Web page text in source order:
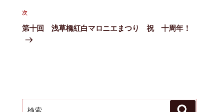
ー
シ
ョ
次
の
次
第十回 浅草橋紅白マロニエまつり 祝 十周年！